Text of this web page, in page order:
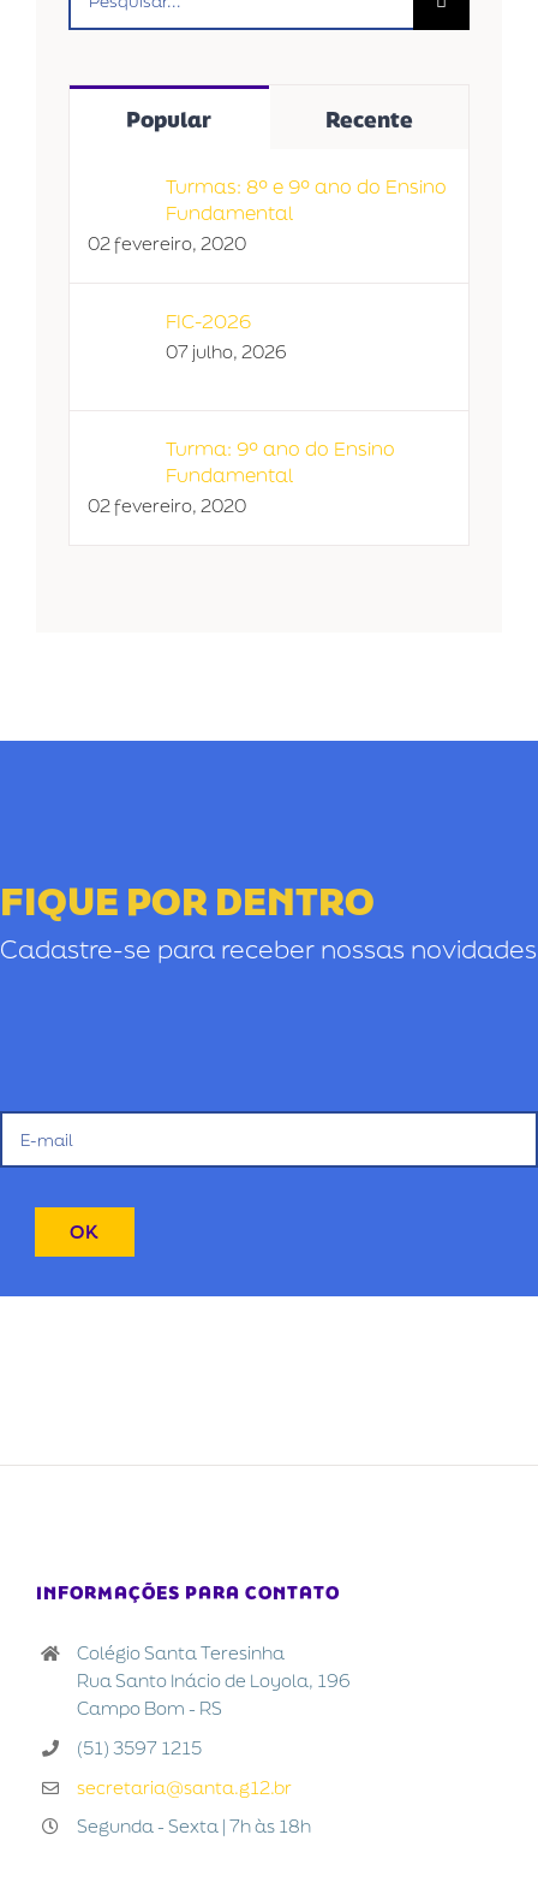
resultados
Popular Recente
Turmas: 8º e 9º ano do Ensino
Fundamental
02 fevereiro, 2020
FIC-2026
07 julho, 2026
Turma: 9º ano do Ensino
Fundamental
02 fevereiro, 2020
FIQUE POR DENTRO
Cadastre-se para receber nossas novidades
INFORMAÇÕES PARA CONTATO
Colégio Santa Teresinha
Rua Santo Inácio de Loyola, 196
Campo Bom - RS
(51) 3597 1215
secretaria@santa.g12.br
Segunda - Sexta | 7h às 18h